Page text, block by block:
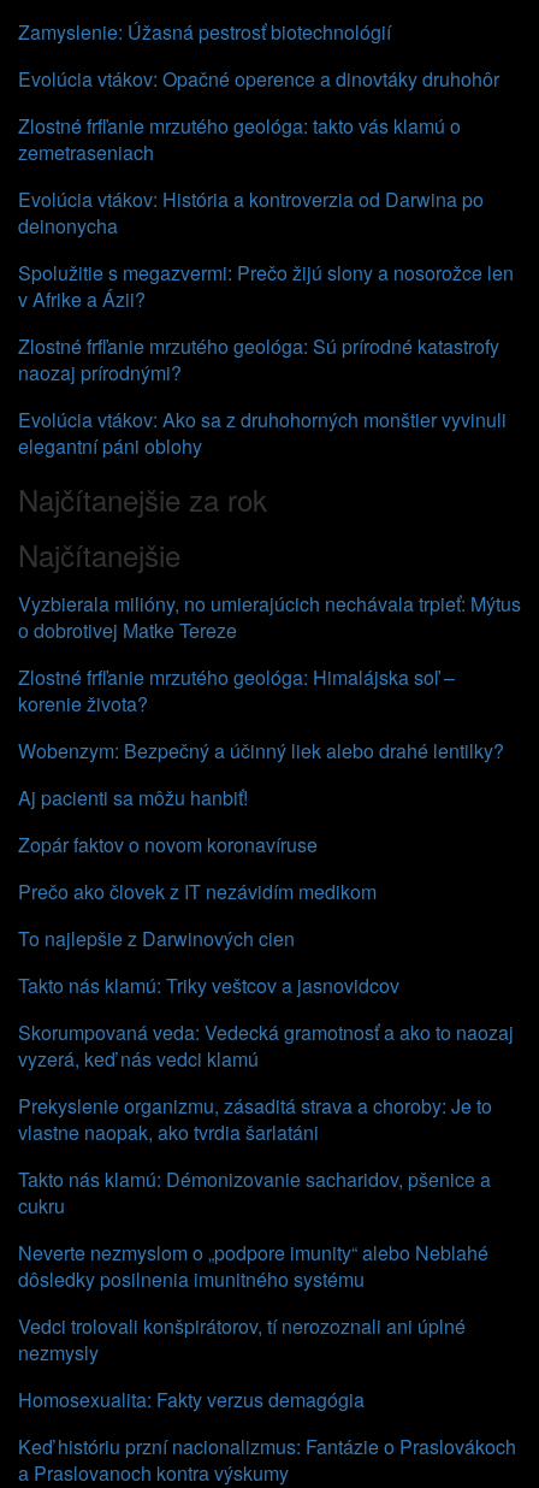
Zamyslenie: Úžasná pestrosť biotechnológií
Evolúcia vtákov: Opačné operence a dinovtáky druhohôr
Zlostné frfľanie mrzutého geológa: takto vás klamú o
zemetraseniach
Evolúcia vtákov: História a kontroverzia od Darwina po
deinonycha
Spolužitie s megazvermi: Prečo žijú slony a nosorožce len
v Afrike a Ázii?
Zlostné frfľanie mrzutého geológa: Sú prírodné katastrofy
naozaj prírodnými?
Evolúcia vtákov: Ako sa z druhohorných monštier vyvinuli
elegantní páni oblohy
Najčítanejšie za rok
Najčítanejšie
Vyzbierala milióny, no umierajúcich nechávala trpieť: Mýtus
o dobrotivej Matke Tereze
Zlostné frfľanie mrzutého geológa: Himalájska soľ –
korenie života?
Wobenzym: Bezpečný a účinný liek alebo drahé lentilky?
Aj pacienti sa môžu hanbiť!
Zopár faktov o novom koronavíruse
Prečo ako človek z IT nezávidím medikom
To najlepšie z Darwinových cien
Takto nás klamú: Triky veštcov a jasnovidcov
Skorumpovaná veda: Vedecká gramotnosť a ako to naozaj
vyzerá, keď nás vedci klamú
Prekyslenie organizmu, zásaditá strava a choroby: Je to
vlastne naopak, ako tvrdia šarlatáni
Takto nás klamú: Démonizovanie sacharidov, pšenice a
cukru
Neverte nezmyslom o „podpore imunity“ alebo Neblahé
dôsledky posilnenia imunitného systému
Vedci trolovali konšpirátorov, tí nerozoznali ani úplné
nezmysly
Homosexualita: Fakty verzus demagógia
Keď históriu przní nacionalizmus: Fantázie o Praslovákoch
a Praslovanoch kontra výskumy